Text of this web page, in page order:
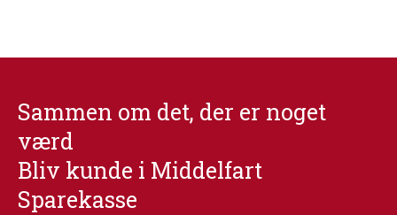
Sammen om det, der er noget
værd
Bliv kunde i Middelfart
Sparekasse